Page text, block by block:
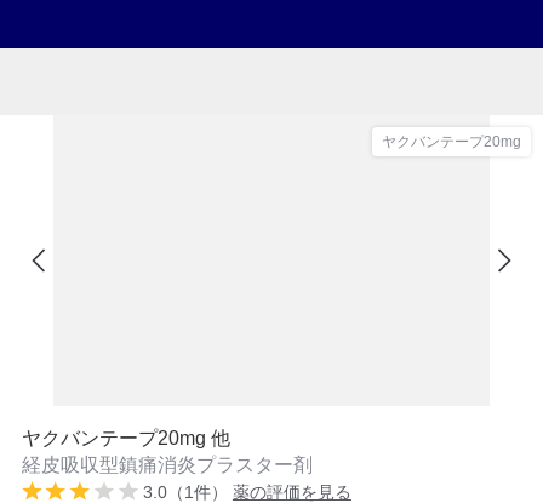
ヤクバンテープ20mg
ヤクバンテープ20mg 他
経皮吸収型鎮痛消炎プラスター剤
3.0（1件） 薬の評価を見る